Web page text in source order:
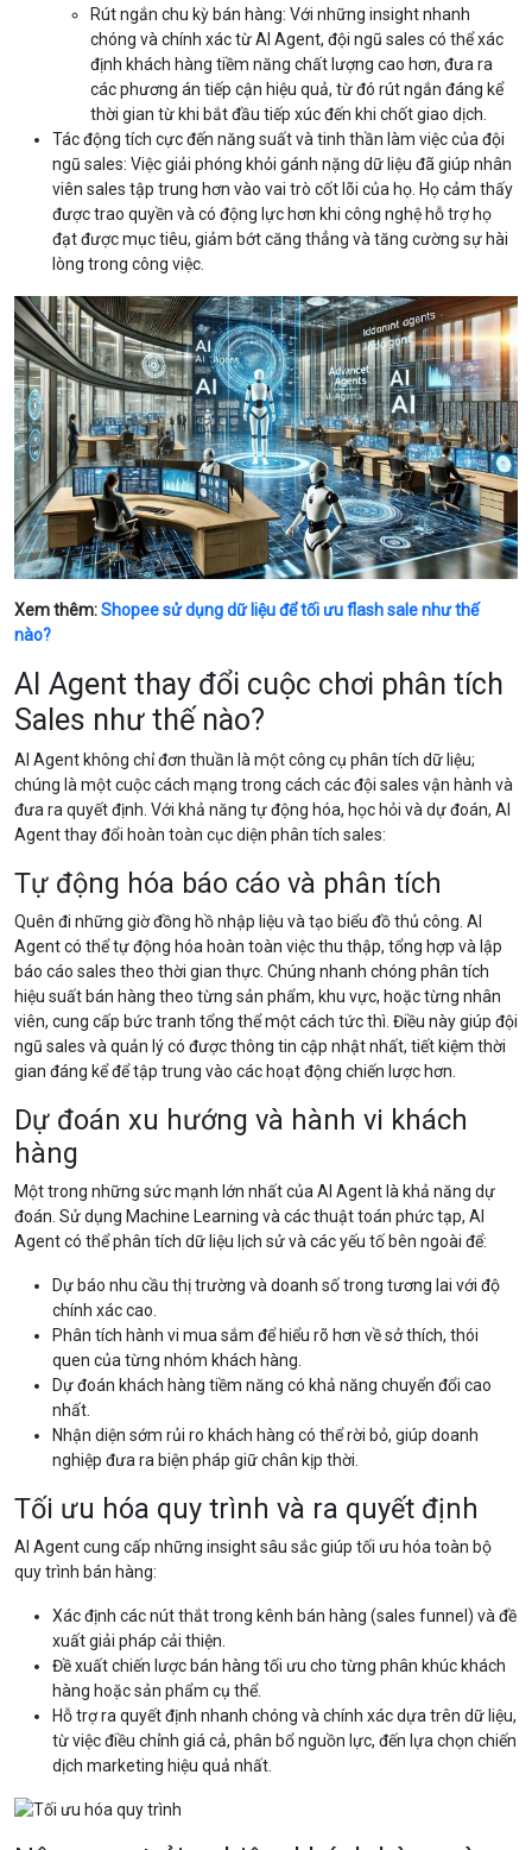
Rút ngắn chu kỳ bán hàng: Với những insight nhanh
chóng và chính xác từ AI Agent, đội ngũ sales có thể xác
định khách hàng tiềm năng chất lượng cao hơn, đưa ra
các phương án tiếp cận hiệu quả, từ đó rút ngắn đáng kể
thời gian từ khi bắt đầu tiếp xúc đến khi chốt giao dịch.
Tác động tích cực đến năng suất và tinh thần làm việc của đội
ngũ sales: Việc giải phóng khỏi gánh nặng dữ liệu đã giúp nhân
viên sales tập trung hơn vào vai trò cốt lõi của họ. Họ cảm thấy
được trao quyền và có động lực hơn khi công nghệ hỗ trợ họ
đạt được mục tiêu, giảm bớt căng thẳng và tăng cường sự hài
lòng trong công việc.
Xem thêm:Shopee sử dụng dữ liệu để tối ưu flash sale như thế
nào?
AI Agent thay đổi cuộc chơi phân tích
Sales như thế nào?
AI Agent không chỉ đơn thuần là một công cụ phân tích dữ liệu;
chúng là một cuộc cách mạng trong cách các đội sales vận hành và
đưa ra quyết định. Với khả năng tự động hóa, học hỏi và dự đoán, AI
Agent thay đổi hoàn toàn cục diện phân tích sales:
Tự động hóa báo cáo và phân tích
Quên đi những giờ đồng hồ nhập liệu và tạo biểu đồ thủ công. AI
Agent có thể tự động hóa hoàn toàn việc thu thập, tổng hợp và lập
báo cáo sales theo thời gian thực. Chúng nhanh chóng phân tích
hiệu suất bán hàng theo từng sản phẩm, khu vực, hoặc từng nhân
viên, cung cấp bức tranh tổng thể một cách tức thì. Điều này giúp đội
ngũ sales và quản lý có được thông tin cập nhật nhất, tiết kiệm thời
gian đáng kể để tập trung vào các hoạt động chiến lược hơn.
Dự đoán xu hướng và hành vi khách
hàng
Một trong những sức mạnh lớn nhất của AI Agent là khả năng dự
đoán. Sử dụng Machine Learning và các thuật toán phức tạp, AI
Agent có thể phân tích dữ liệu lịch sử và các yếu tố bên ngoài để:
Dự báo nhu cầu thị trường và doanh số trong tương lai với độ
chính xác cao.
Phân tích hành vi mua sắm để hiểu rõ hơn về sở thích, thói
quen của từng nhóm khách hàng.
Dự đoán khách hàng tiềm năng có khả năng chuyển đổi cao
nhất.
Nhận diện sớm rủi ro khách hàng có thể rời bỏ, giúp doanh
nghiệp đưa ra biện pháp giữ chân kịp thời.
Tối ưu hóa quy trình và ra quyết định
AI Agent cung cấp những insight sâu sắc giúp tối ưu hóa toàn bộ
quy trình bán hàng:
Xác định các nút thắt trong kênh bán hàng (sales funnel) và đề
xuất giải pháp cải thiện.
Đề xuất chiến lược bán hàng tối ưu cho từng phân khúc khách
hàng hoặc sản phẩm cụ thể.
Hỗ trợ ra quyết định nhanh chóng và chính xác dựa trên dữ liệu,
từ việc điều chỉnh giá cả, phân bổ nguồn lực, đến lựa chọn chiến
dịch marketing hiệu quả nhất.